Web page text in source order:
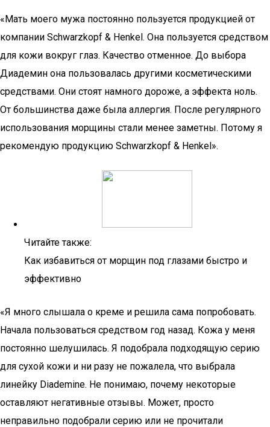
«Мать моего мужа постоянно пользуется продукцией от
компании Schwarzkopf & Henkel. Она пользуется средством
для кожи вокруг глаз. Качество отменное. До выбора
Диадемин она пользовалась другими косметическими
средствами. Они стоят намного дороже, а эффекта ноль.
От большинства даже была аллергия. После регулярного
использования морщины стали менее заметны. Потому я
рекомендую продукцию Schwarzkopf & Henkel».
Читайте также:
Как избавиться от морщин под глазами быстро и
эффективно
«Я много слышала о креме и решила сама попробовать.
Начала пользоваться средством год назад. Кожа у меня
постоянно шелушилась. Я подобрала подходящую серию
для сухой кожи и ни разу не пожалела, что выбрала
линейку Diademine. Не понимаю, почему некоторые
оставляют негативные отзывы. Может, просто
неправильно подобрали серию или не прочитали